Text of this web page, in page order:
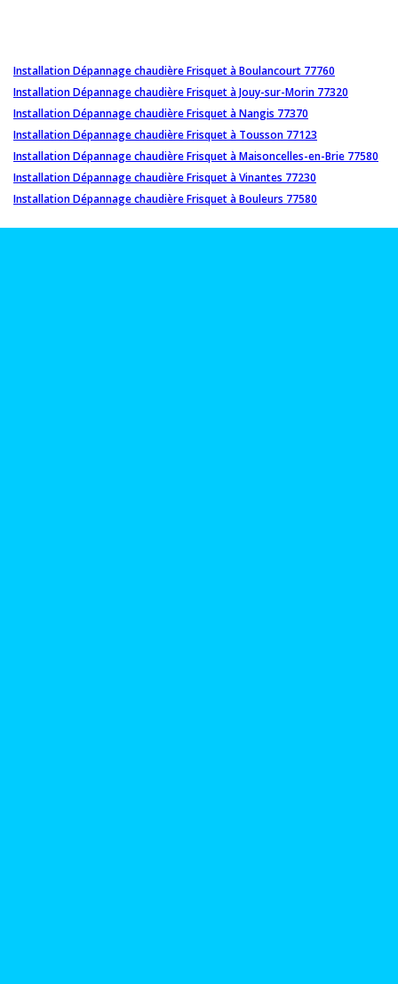
Installation Dépannage chaudière Frisquet à Boulancourt 77760
Installation Dépannage chaudière Frisquet à Jouy-sur-Morin 77320
Installation Dépannage chaudière Frisquet à Nangis 77370
Installation Dépannage chaudière Frisquet à Tousson 77123
Installation Dépannage chaudière Frisquet à Maisoncelles-en-Brie 77580
Installation Dépannage chaudière Frisquet à Vinantes 77230
Installation Dépannage chaudière Frisquet à Bouleurs 77580